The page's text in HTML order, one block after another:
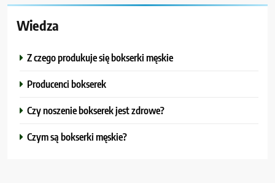
Wiedza
Z czego produkuje się bokserki męskie
Producenci bokserek
Czy noszenie bokserek jest zdrowe?
Czym są bokserki męskie?